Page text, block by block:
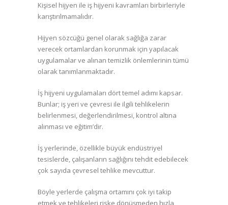
Kişisel hijyen ile iş hijyeni kavramları birbirleriyle
karıştırılmamalıdır.
Hijyen sözcüğü genel olarak sağlığa zarar
verecek ortamlardan korunmak için yapılacak
uygulamalar ve alınan temizlik önlemlerinin tümü
olarak tanımlanmaktadır.
İş hijyeni uygulamaları dört temel adımı kapsar.
Bunlar; iş yeri ve çevresi ile ilgili tehlikelerin
belirlenmesi, değerlendirilmesi, kontrol altına
alınması ve eğitim’dir.
İş yerlerinde, özellikle büyük endüstriyel
tesislerde, çalışanların sağlığını tehdit edebilecek
çok sayıda çevresel tehlike mevcuttur.
Böyle yerlerde çalışma ortamını çok iyi takip
etmek ve tehlikeleri riske dönüşmeden hızla